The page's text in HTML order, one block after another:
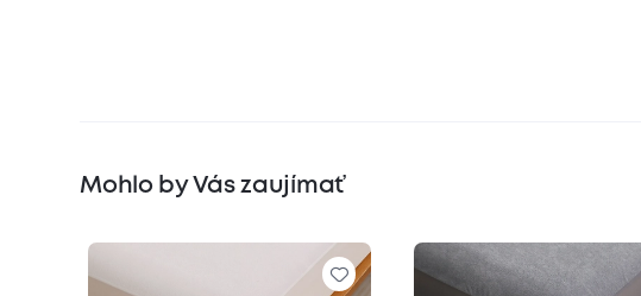
Mohlo by Vás zaujímať